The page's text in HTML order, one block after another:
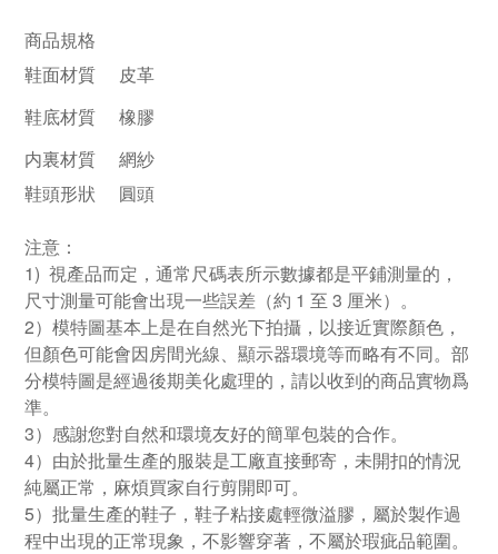
商品規格
鞋面材質
皮革
鞋底材質
橡膠
内裏材質
網紗
鞋頭形狀
圓頭
注意：
1) 視產品而定，通常尺碼表所示數據都是平鋪測量的，
尺寸測量可能會出現一些誤差（約 1 至 3 厘米）。
2）模特圖基本上是在自然光下拍攝，以接近實際顏色，
但顏色可能會因房間光線、顯示器環境等而略有不同。部
分模特圖是經過後期美化處理的，請以收到的商品實物爲
準。
3）感謝您對自然和環境友好的簡單包裝的合作。
4）由於批量生產的服裝是工廠直接郵寄，未開扣的情況
純屬正常，麻煩買家自行剪開即可。
5）批量生產的鞋子，鞋子粘接處輕微溢膠，屬於製作過
程中出現的正常現象，不影響穿著，不屬於瑕疵品範圍。